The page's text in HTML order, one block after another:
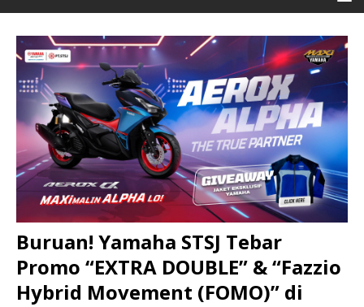
Buruan! Yamaha STSJ Tebar
Promo “EXTRA DOUBLE” & “Fazzio
Hybrid Movement (FOMO)” di